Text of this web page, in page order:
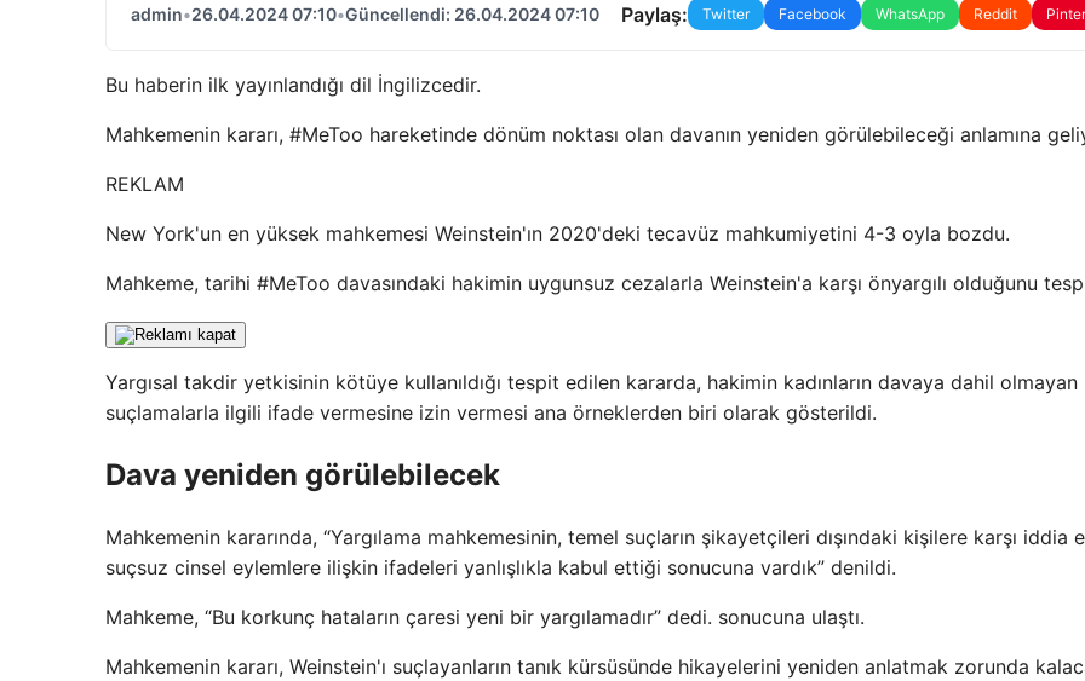
admin•26.04.2024 07:10•Güncellendi: 26.04.2024 07:10 Paylaş: Twitter Facebook WhatsApp Reddit
Bu haberin ilk yayınlandığı dil İngilizcedir.
Mahkemenin kararı, #MeToo hareketinde dönüm noktası olan davanın yeniden görülebileceği anlamına
REKLAM
New York'un en yüksek mahkemesi Weinstein'ın 2020'deki tecavüz mahkumiyetini 4-3 oyla bozdu.
Mahkeme, tarihi #MeToo davasındaki hakimin uygunsuz cezalarla Weinstein'a karşı önyargılı olduğunu
Yargısal takdir yetkisinin kötüye kullanıldığı tespit edilen kararda, hakimin kadınların davaya dahil olmayan
suçlamalarla ilgili ifade vermesine izin vermesi ana örneklerden biri olarak gösterildi.
Dava yeniden görülebilecek
Mahkemenin kararında, “Yargılama mahkemesinin, temel suçların şikayetçileri dışındaki kişilere karşı iddia
suçsuz cinsel eylemlere ilişkin ifadeleri yanlışlıkla kabul ettiği sonucuna vardık” denildi.
Mahkeme, “Bu korkunç hataların çaresi yeni bir yargılamadır” dedi. sonucuna ulaştı.
Mahkemenin kararı, Weinstein'ı suçlayanların tanık kürsüsünde hikayelerini yeniden anlatmak zorunda